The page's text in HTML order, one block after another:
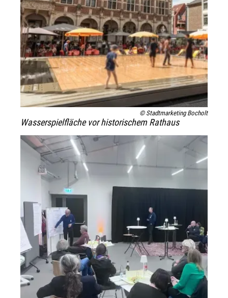
© Stadtmarketing Bocholt
Wasserspielfläche vor historischem Rathaus